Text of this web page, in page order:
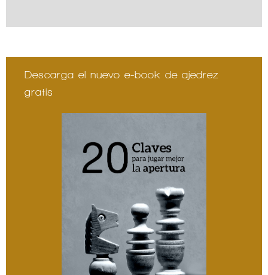
Descarga el nuevo e-book de ajedrez
gratis